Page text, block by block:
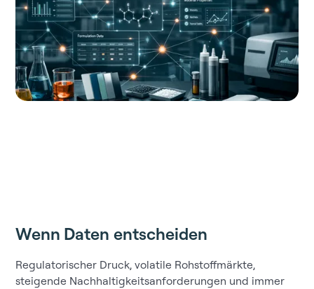
Wenn Daten entscheiden
Regulatorischer Druck, volatile Rohstoffmärkte,
steigende Nachhaltigkeitsanforderungen und immer